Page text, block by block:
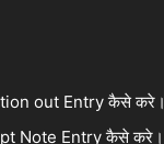
out Entry कैसे करे।
Note Entry कैसे करे।